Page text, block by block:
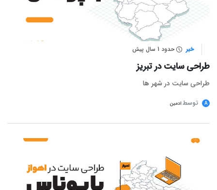
خبر حدود 1 سال پیش
طراحی سایت در تبریز
طراحی سایت در شهر ها
A توسط ادمین